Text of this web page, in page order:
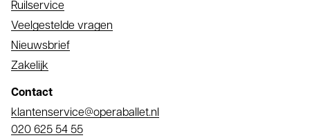
Ruilservice
Veelgestelde vragen
Nieuwsbrief
Zakelijk
Contact
E-
mail
klantenservice@operaballet.nl
Telefoonnummer
020 625 54 55